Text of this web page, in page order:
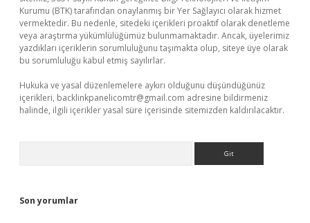
Kurumu (BTK) tarafından onaylanmış bir Yer Sağlayıcı olarak hizmet
vermektedir. Bu nedenle, sitedeki içerikleri proaktif olarak denetleme
veya araştırma yükümlülüğümüz bulunmamaktadır. Ancak, üyelerimiz
yazdıkları içeriklerin sorumluluğunu taşımakta olup, siteye üye olarak
bu sorumluluğu kabul etmiş sayılırlar.
Hukuka ve yasal düzenlemelere aykırı olduğunu düşündüğünüz
içerikleri, backlinkpanelicomtr@gmail.com adresine bildirmeniz
halinde, ilgili içerikler yasal süre içerisinde sitemizden kaldırılacaktır.
Son yorumlar